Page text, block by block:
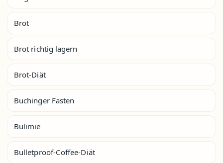
Brot
Brot richtig lagern
Brot-Diät
Buchinger Fasten
Bulimie
Bulletproof-Coffee-Diät